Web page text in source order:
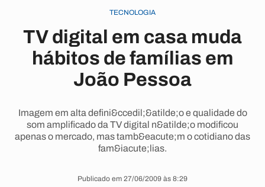
TECNOLOGIA
TV digital em casa muda
hábitos de famílias em
João Pessoa
Imagem em alta defini&ccedil;&atilde;o e qualidade do
som amplificado da TV digital n&atilde;o modificou
apenas o mercado, mas tamb&eacute;m o cotidiano das
fam&iacute;lias.
Publicado em 27/06/2009 às 8:29